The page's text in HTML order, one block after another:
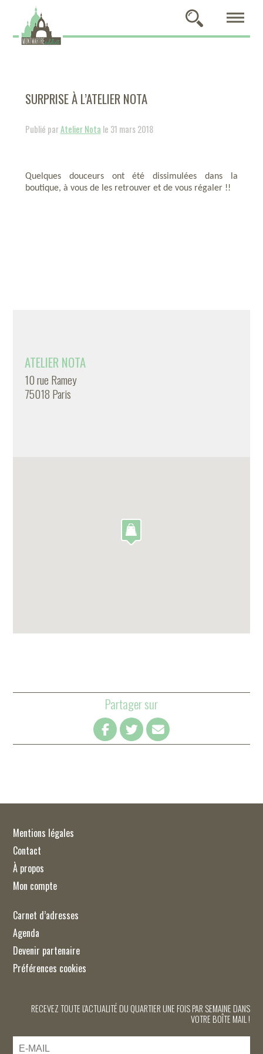
SURPRISE À L’ATELIER NOTA
Publié parAtelier Nota le 31 mars 2018
Quelques douceurs ont été dissimulées dans la
boutique, à vous de les retrouver et de vous régaler !!
ATELIER NOTA
10 rue Ramey
75018 Paris
Partager sur
Mentions légales
Contact
À propos
Mon compte
Carnet d’adresses
Agenda
Devenir partenaire
Préférences cookies
RECEVEZ TOUTE L'ACTUALITÉ DU QUARTIER UNE FOIS PAR SEMAINE DANS
VOTRE BOÎTE MAIL !